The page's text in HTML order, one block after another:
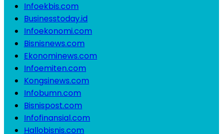
Infoekbis.com
Businesstoday.id
Infoekonomi.com
Bisnisnews.com
Ekonominews.com
Infoemiten.com
Kongsinews.com
Infobumn.com
Bisnispost.com
Infofinansial.com
Hallobisnis.com